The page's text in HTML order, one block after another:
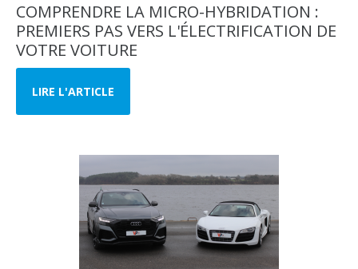
COMPRENDRE LA MICRO-HYBRIDATION :
PREMIERS PAS VERS L'ÉLECTRIFICATION DE
VOTRE VOITURE
LIRE L'ARTICLE